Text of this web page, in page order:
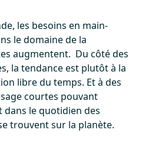
les besoins en main-
le domaine de la
augmentent. Du côté des
la tendance est plutôt à la
libre du temps. Et à des
courtes pouvant
dans le quotidien des
trouvent sur la planète.